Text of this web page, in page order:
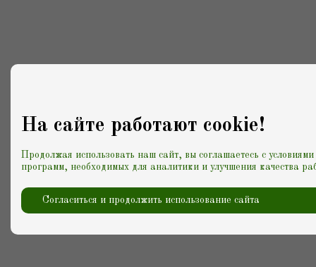
На сайте работают cookie!
Продолжая использовать наш сайт, вы соглашаетесь с
программ, необходимых для аналитики и улучшения качества
Согласиться и продолжить использование сайта